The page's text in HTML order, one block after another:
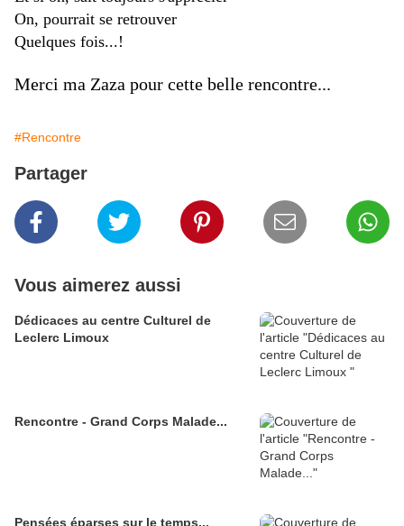
On, pourrait se retrouver
Quelques fois...!
Merci ma Zaza pour cette belle rencontre...
#Rencontre
Partager
Vous aimerez aussi
Dédicaces au centre Culturel de
Leclerc Limoux
Rencontre - Grand Corps Malade...
Pensées éparses sur le temps...